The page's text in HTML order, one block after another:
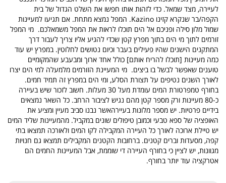
לעיירה, מצד שמאל. כדי לזהות אותו חפשו את השלט הגדול של בית
הקפה/בר שנקרא קזינו Kazino. המפל נמצא מתחת. אם תגיעו למעיינות
שמול מלון סילה ופניכם אל הים תוכלו לראות את המפל משמאלכם. מי המפל
זורמים לתוך מי הים בתוך מפרץ קטן שכדי להגיע אליו צריך לעבור דרך
המתקנים הישנים שהיו פעילים בעבר וכיום נטושים לחלוטין. במפרץ יש עוד
כמה מעיינות [תוכלו להריח אותם] כולל אחד ארוך ומבעבע שהמקומיים
טוענים שאפשר לבשל בו ביצים. מי המעיינת הזורמים מלמעלה למי הים יצרו
לאורך השנים נטיפים על תצורת הסלע, ומי הים במפרץ זה תמיד חמים.
בחורף טמפרטורת המים עומדת מעל 30 מעלות. חשוב לזכור שיש בעיירה
כ-80 מעיינות ורק מספר קטן מהם נגיש לציבור הרחב. כל השאר נמצאים
בידיים פרטיות. יש מספר מלונות בעיירהאשר נבנו סביב מעיין ומציע את
האופציה של ספא טבעי וכמובן טיפולים שונים במקביל. מהמעיינות שליד המים
יש טיילת ארוכה לאורך כל העיירה המקבילה לקו המים ולאורכה תמצאו בתי
קפה, מסעדות וברים קטנים. ברחובות הקטנים המקבילים תמצאו גם חנויות
מגוונות, יש לציין כי בחורף העיירה די שוממת, אבל המעיינות החמים הם
אטרקציה עוד יותר בחורף.